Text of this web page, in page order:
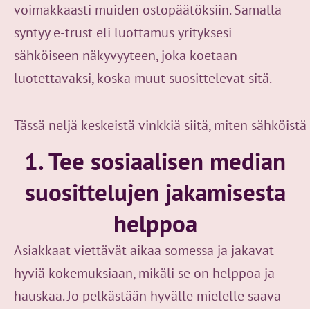
voimakkaasti muiden ostopäätöksiin. Samalla
syntyy e-trust eli luottamus yrityksesi
sähköiseen näkyvyyteen, joka koetaan
luotettavaksi, koska muut suosittelevat sitä.
Tässä neljä keskeistä vinkkiä siitä, miten
1. Tee sosiaalisen median
suosittelujen jakamisesta
helppoa
Asiakkaat viettävät aikaa somessa ja jakavat
hyviä kokemuksiaan, mikäli se on helppoa ja
hauskaa. Jo pelkästään hyvälle mielelle saava